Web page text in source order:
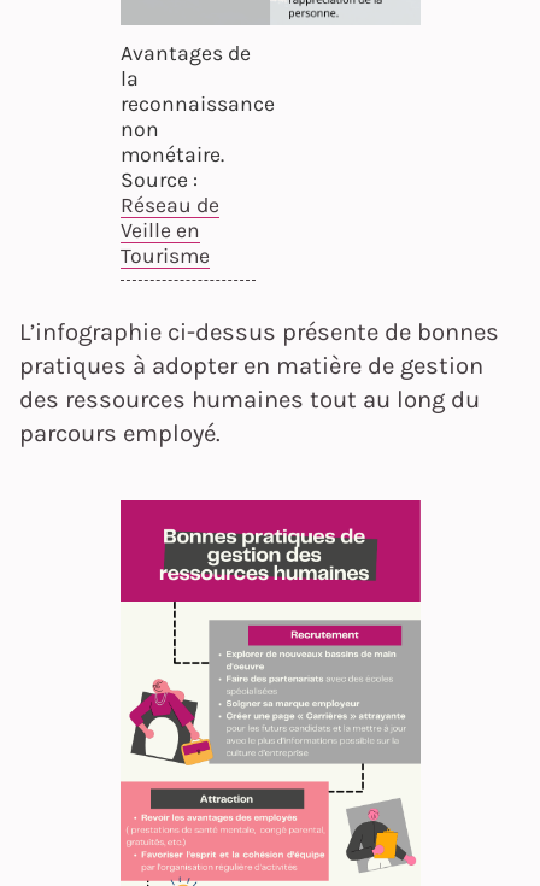
Avantages de
la
reconnaissance
non
monétaire.
Source :
Réseau de
Veille en
Tourisme
L’infographie ci-dessus présente de bonnes
pratiques à adopter en matière de gestion
des ressources humaines tout au long du
parcours employé.